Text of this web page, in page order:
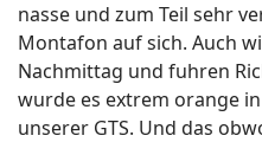
nasse und zum Teil sehr
Montafon auf sich. Auch
Nachmittag und fuhren
wurde es extrem orange
unserer GTS. Und das